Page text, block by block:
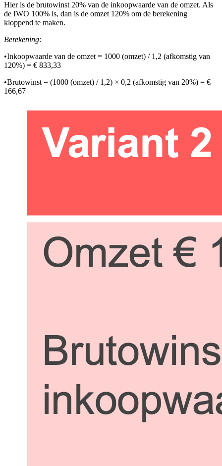
Hier is de brutowinst 20% van de inkoopwaarde van de omzet. Als
de IWO 100% is, dan is de omzet 120% om de berekening
kloppend te maken.
Berekening:
•Inkoopwaarde van de omzet = 1000 (omzet) / 1,2 (afkomstig van
120%) = € 833,33
•Brutowinst = (1000 (omzet) / 1,2) × 0,2 (afkomstig van 20%) = €
166,67